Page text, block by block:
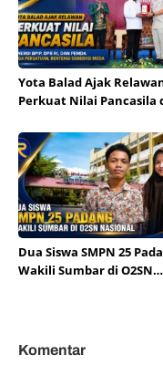
Yota Balad Ajak
Perkuat Nilai Pancasila
Dua Siswa SMPN 25
Wakili Sumbar di O2SN
Komentar